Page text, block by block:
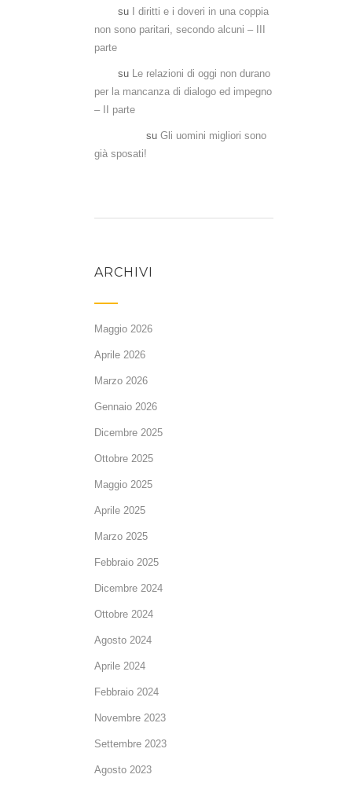
su
I diritti e i doveri in una coppia
non sono paritari, secondo alcuni – III
parte
su Le relazioni di oggi non durano
per la mancanza di dialogo ed impegno
– II parte
su Gli uomini migliori sono
già sposati!
ARCHIVI
Maggio 2026
Aprile 2026
Marzo 2026
Gennaio 2026
Dicembre 2025
Ottobre 2025
Maggio 2025
Aprile 2025
Marzo 2025
Febbraio 2025
Dicembre 2024
Ottobre 2024
Agosto 2024
Aprile 2024
Febbraio 2024
Novembre 2023
Settembre 2023
Agosto 2023